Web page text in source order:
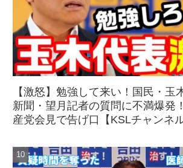
【激怒】勉強して来い！国民・玉
新聞・望月記者の質問に不満爆発
産党会見で告げ口【KSLチャンネル